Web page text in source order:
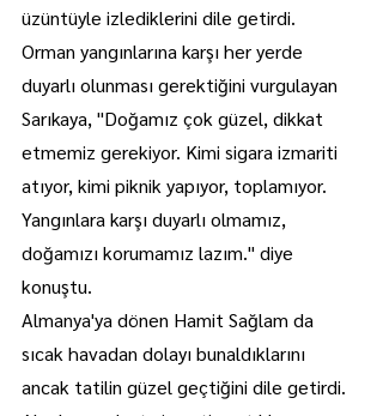
üzüntüyle izlediklerini dile getirdi.
Orman yangınlarına karşı her yerde
duyarlı olunması gerektiğini vurgulayan
Sarıkaya, "Doğamız çok güzel, dikkat
etmemiz gerekiyor. Kimi sigara izmariti
atıyor, kimi piknik yapıyor, toplamıyor.
Yangınlara karşı duyarlı olmamız,
doğamızı korumamız lazım." diye
konuştu.
Almanya'ya dönen Hamit Sağlam da
sıcak havadan dolayı bunaldıklarını
ancak tatilin güzel geçtiğini dile getirdi.